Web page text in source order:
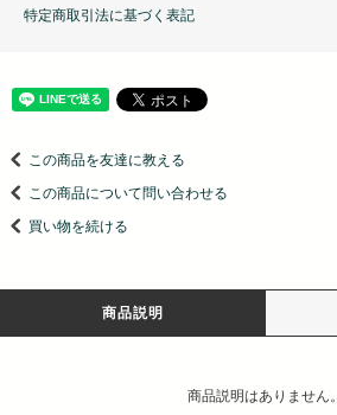
特定商取引法に基づく表記
この商品を友達に教える
この商品について問い合わせる
買い物を続ける
商品説明
商品説明はありません。